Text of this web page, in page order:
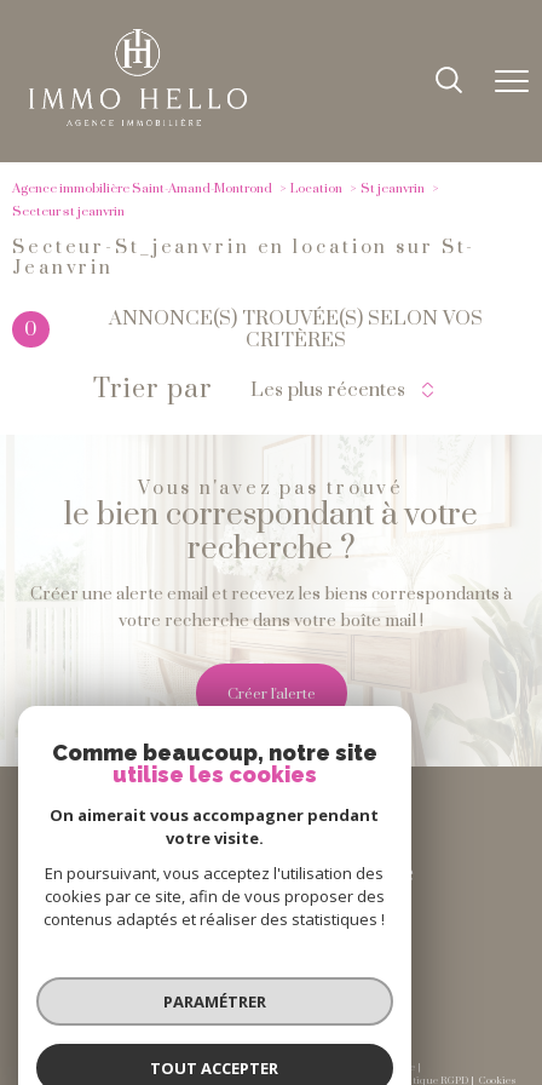
Agence immobilière Saint-Amand-Montrond Location
St jeanvrin
Secteur st jeanvrin
Secteur-St_jeanvrin en location sur St-
Jeanvrin
0
ANNONCE(S) TROUVÉE(S) SELON VOS
CRITÈRES
Trier par Les plus récentes
Vous n'avez pas trouvé
le bien correspondant à votre
recherche ?
Créer une alerte email et recevez les biens correspondants à
votre recherche dans votre boîte mail !
créer l'alerte
connecter
Espace Propriétaire
© 2026 | Tous droits réservés | Traduction powered by Google |
Nos honoraires
Politique RGPD Cookies
Comme beaucoup, notre site
utilise les cookies
On aimerait vous accompagner pendant
votre visite.
En poursuivant, vous acceptez l'utilisation des
cookies par ce site, afin de vous proposer des
contenus adaptés et réaliser des statistiques !
PARAMÉTRER
TOUT ACCEPTER